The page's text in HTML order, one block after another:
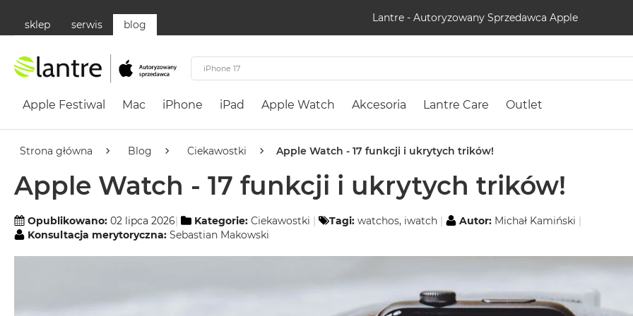
Lantre - Autoryzowany Sprzedawca Apple
sklep serwis blog
Apple
Neo
koloru
Neo
Cytrusowożółty
MacBook
Apple Festiwal Mac iPhone iPad Apple Watch Akcesoria Lantre Care Outlet
Strona główna Blog Ciekawostki Apple Watch - 17 funkcji i ukrytych trików!
Apple Watch - 17 funkcji i ukrytych trików!
Opublikowano: 02 lipca 2026 Kategorie: Ciekawostki Tagi: watchos, iwatch Autor: Michał Kamiński
Konsultacja merytoryczna: Sebastian Makowski